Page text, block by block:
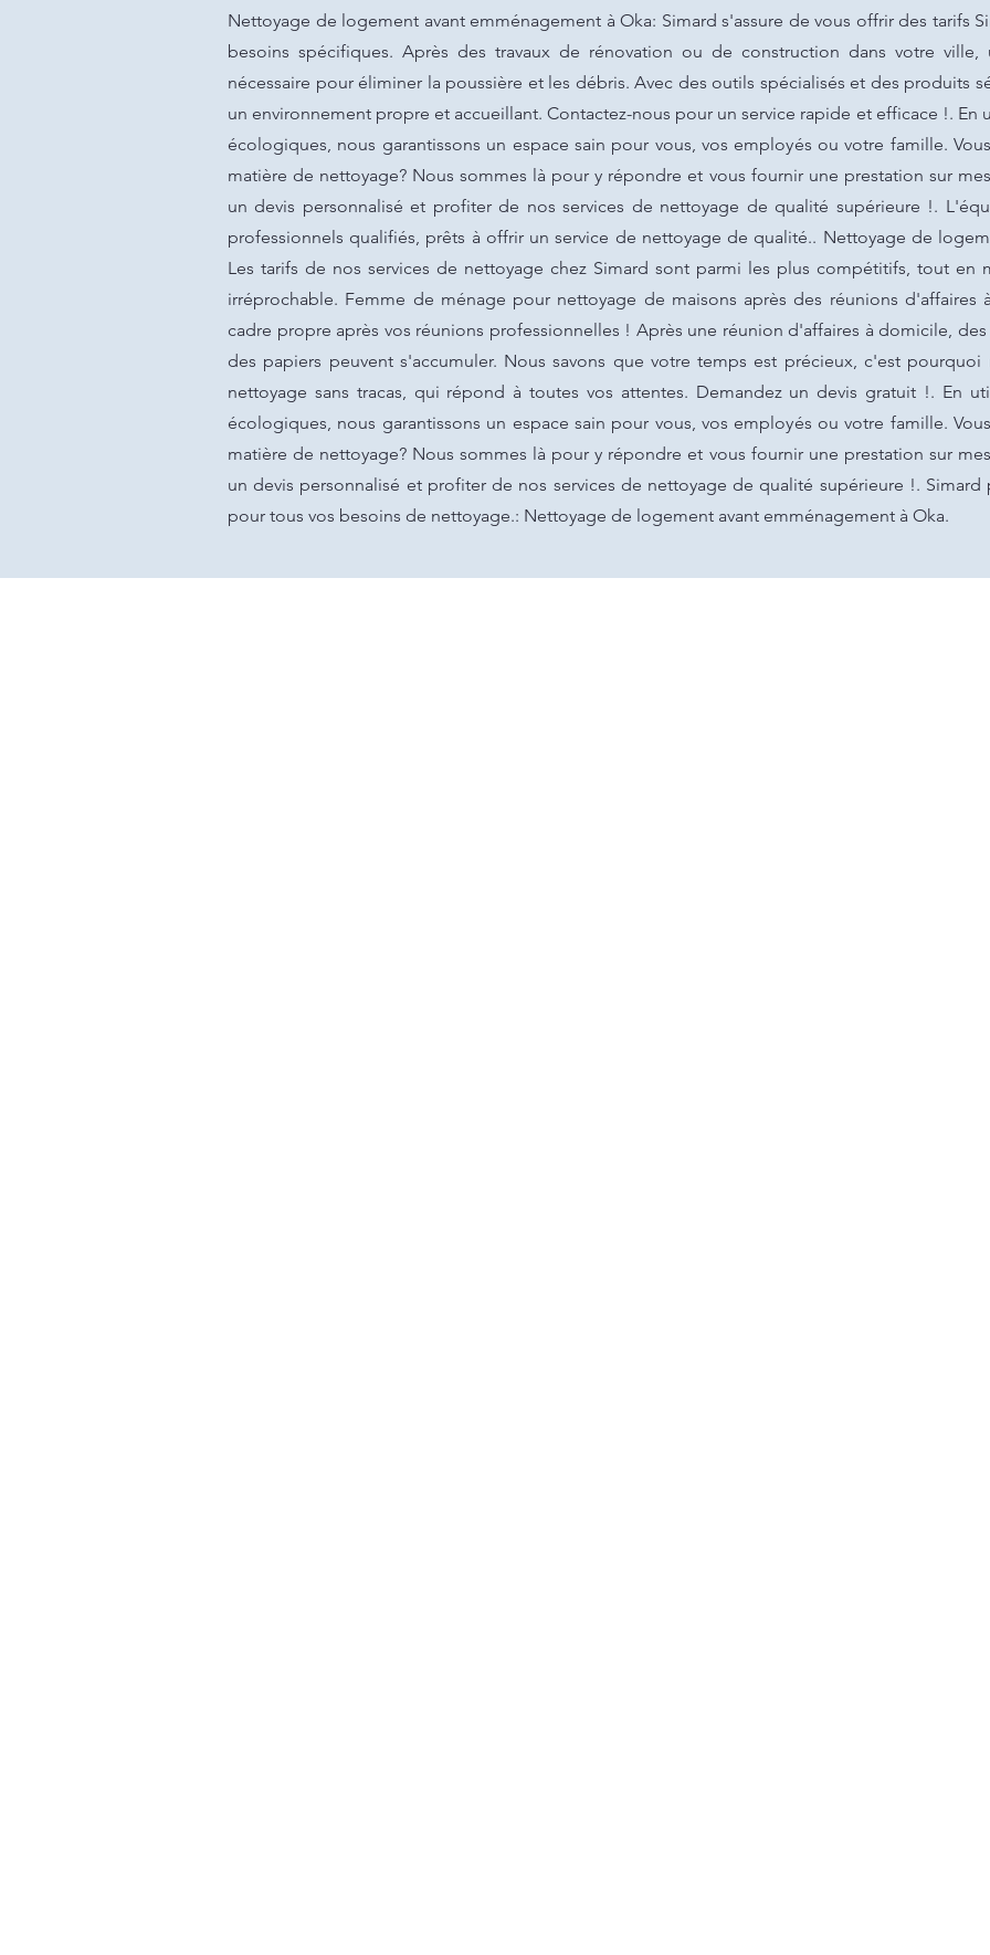
Nettoyage de logement avant emménagement à Oka: Simard s'assure de vous offrir des tarifs
besoins spécifiques. Après des travaux de rénovation ou de construction dans votre
nécessaire pour éliminer la poussière et les débris. Avec des outils spécialisés et des produits
un environnement propre et accueillant. Contactez-nous pour un service rapide et efficace !. En
écologiques, nous garantissons un espace sain pour vous, vos employés ou votre famille.
matière de nettoyage? Nous sommes là pour y répondre et vous fournir une prestation sur
un devis personnalisé et profiter de nos services de nettoyage de qualité supérieure !.
professionnels qualifiés, prêts à offrir un service de nettoyage de qualité.. Nettoyage de
Les tarifs de nos services de nettoyage chez Simard sont parmi les plus compétitifs, tout en
irréprochable. Femme de ménage pour nettoyage de maisons après des réunions d'affaires
cadre propre après vos réunions professionnelles ! Après une réunion d'affaires à domicile,
des papiers peuvent s'accumuler. Nous savons que votre temps est précieux, c'est
nettoyage sans tracas, qui répond à toutes vos attentes. Demandez un devis gratuit !. En
écologiques, nous garantissons un espace sain pour vous, vos employés ou votre famille.
matière de nettoyage? Nous sommes là pour y répondre et vous fournir une prestation sur
un devis personnalisé et profiter de nos services de nettoyage de qualité supérieure !.
pour tous vos besoins de nettoyage.: Nettoyage de logement avant emménagement à Oka.